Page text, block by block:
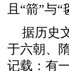
且“箭”与
据历史
于六朝、
记载：有